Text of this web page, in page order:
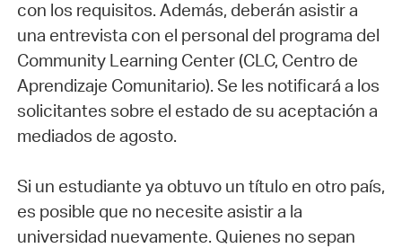
con los requisitos. Además, deberán asistir a
una entrevista con el personal del programa del
Community Learning Center (CLC, Centro de
Aprendizaje Comunitario). Se les notificará a los
solicitantes sobre el estado de su aceptación a
mediados de agosto.
Si un estudiante ya obtuvo un título en otro país,
es posible que no necesite asistir a la
universidad nuevamente. Quienes no sepan